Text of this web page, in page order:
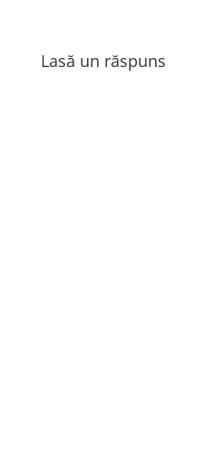
Lasă un răspuns